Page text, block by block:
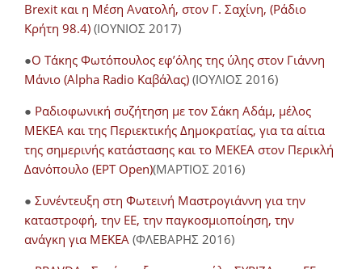
Brexit και η Μέση Ανατολή, στον Γ. Σαχίνη, (Ράδιο
Κρήτη 98.4) (ΙΟΥΝΙΟΣ 2017)
●O Τάκης Φωτόπουλος εφ’όλης της ύλης στον Γιάννη
Μάνιο (Alpha Radio Καβάλας) (ΙΟΥΛΙΟΣ 2016)
● Ραδιοφωνική συζήτηση με τον Σάκη Αδάμ, μέλος
ΜΕΚΕΑ και της Περιεκτικής Δημοκρατίας, για τα αίτια
της σημερινής κατάστασης και το ΜΕΚΕΑ στον Περικλή
Δανόπουλο (ΕΡΤ Open)(ΜΑΡΤΙΟΣ 2016)
● Συνέντευξη στη Φωτεινή Μαστρογιάννη για την
καταστροφή, την ΕΕ, την παγκοσμιοποίηση, την
ανάγκη για ΜΕΚΕΑ (ΦΛΕΒΑΡΗΣ 2016)